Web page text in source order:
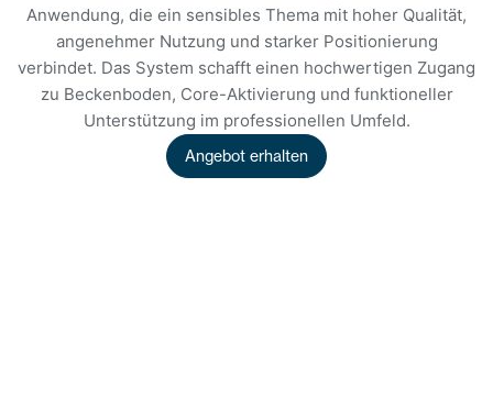
Anwendung, die ein sensibles Thema mit hoher Qualität,
angenehmer Nutzung und starker Positionierung
verbindet. Das System schafft einen hochwertigen Zugang
zu Beckenboden, Core-Aktivierung und funktioneller
Unterstützung im professionellen Umfeld.
Angebot erhalten